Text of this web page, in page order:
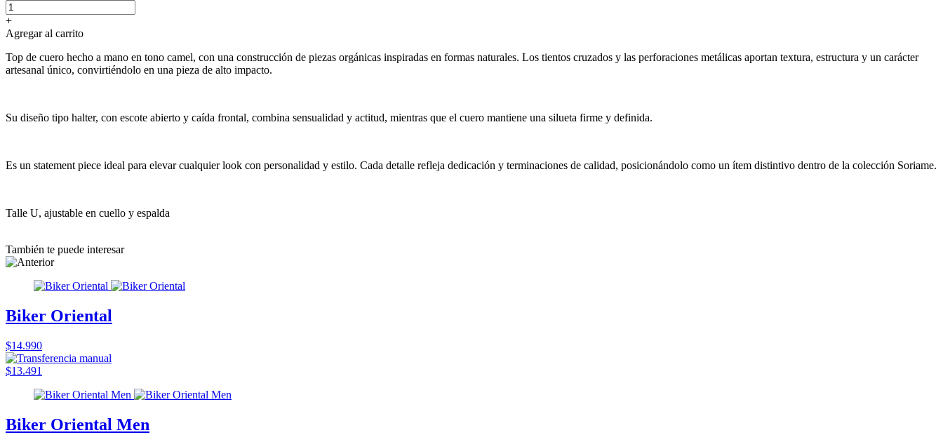
+
Agregar al carrito
Top de cuero hecho a mano en tono camel, con una construcción de piezas orgánicas inspiradas en formas naturales. Los tientos cruzados y las perforaciones metálicas aportan textura, estructura y un carácter
artesanal único, convirtiéndolo en una pieza de alto impacto.
Su diseño tipo halter, con escote abierto y caída frontal, combina sensualidad y actitud, mientras que el cuero mantiene una silueta firme y definida.
Es un statement piece ideal para elevar cualquier look con personalidad y estilo. Cada detalle refleja dedicación y terminaciones de calidad, posicionándolo como un ítem distintivo dentro de la colección Soriame.
Talle U, ajustable en cuello y espalda
También te puede interesar
Biker Oriental
$14.990
$13.491
Biker Oriental Men